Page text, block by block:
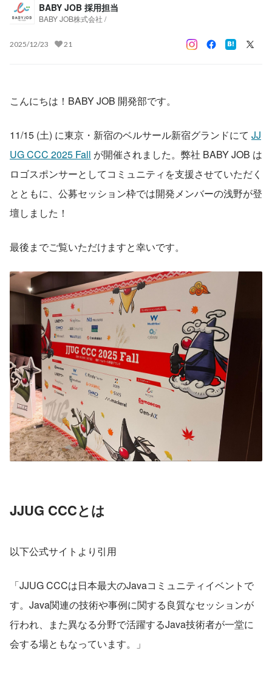
BABY JOB 採用担当
BABY JOB株式会社 /
2025/12/23 21
こんにちは！BABY JOB 開発部です。
11/15 (土) に東京・新宿のベルサール新宿グランドにて JJ
UG CCC 2025 Fall が開催されました。弊社 BABY JOB は
ロゴスポンサーとしてコミュニティを支援させていただく
とともに、公募セッション枠では開発メンバーの浅野が登
壇しました！
最後までご覧いただけますと幸いです。
JJUG CCCとは
以下公式サイトより引用
「JJUG CCCは日本最大のJavaコミュニティイベントで
す。Java関連の技術や事例に関する良質なセッションが
行われ、また異なる分野で活躍するJava技術者が一堂に
会する場ともなっています。」